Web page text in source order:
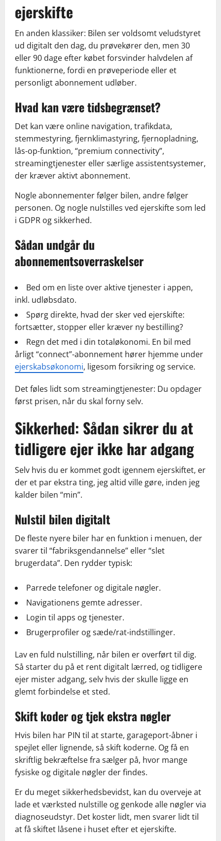
ejerskifte
En anden klassiker: Bilen ser voldsomt veludstyret
ud digitalt den dag, du prøvekører den, men 30
eller 90 dage efter købet forsvinder halvdelen af
funktionerne, fordi en prøveperiode eller et
personligt abonnement udløber.
Hvad kan være tidsbegrænset?
Det kan være online navigation, trafikdata,
stemmestyring, fjernklimastyring, fjernopladning,
lås-op-funktion, “premium connectivity”,
streamingtjenester eller særlige assistentsystemer,
der kræver aktivt abonnement.
Nogle abonnementer følger bilen, andre følger
personen. Og nogle nulstilles ved ejerskifte som led
i GDPR og sikkerhed.
Sådan undgår du
abonnementsoverraskelser
Bed om en liste over aktive tjenester i appen,
inkl. udløbsdato.
Spørg direkte, hvad der sker ved ejerskifte:
fortsætter, stopper eller kræver ny bestilling?
Regn det med i din totaløkonomi. En bil med
årligt “connect”-abonnement hører hjemme under
ejerskabsøkonomi, ligesom forsikring og service.
Det føles lidt som streamingtjenester: Du opdager
først prisen, når du skal forny selv.
Sikkerhed: Sådan sikrer du at
tidligere ejer ikke har adgang
Selv hvis du er kommet godt igennem ejerskiftet, er
der et par ekstra ting, jeg altid ville gøre, inden jeg
kalder bilen “min”.
Nulstil bilen digitalt
De fleste nyere biler har en funktion i menuen, der
svarer til “fabriksgendannelse” eller “slet
brugerdata”. Den rydder typisk:
Parrede telefoner og digitale nøgler.
Navigationens gemte adresser.
Login til apps og tjenester.
Brugerprofiler og sæde/rat-indstillinger.
Lav en fuld nulstilling, når bilen er overført til dig.
Så starter du på et rent digitalt lærred, og tidligere
ejer mister adgang, selv hvis der skulle ligge en
glemt forbindelse et sted.
Skift koder og tjek ekstra nøgler
Hvis bilen har PIN til at starte, garageport-åbner i
spejlet eller lignende, så skift koderne. Og få en
skriftlig bekræftelse fra sælger på, hvor mange
fysiske og digitale nøgler der findes.
Er du meget sikkerhedsbevidst, kan du overveje at
lade et værksted nulstille og genkode alle nøgler via
diagnoseudstyr. Det koster lidt, men svarer lidt til
at få skiftet låsene i huset efter et ejerskifte.